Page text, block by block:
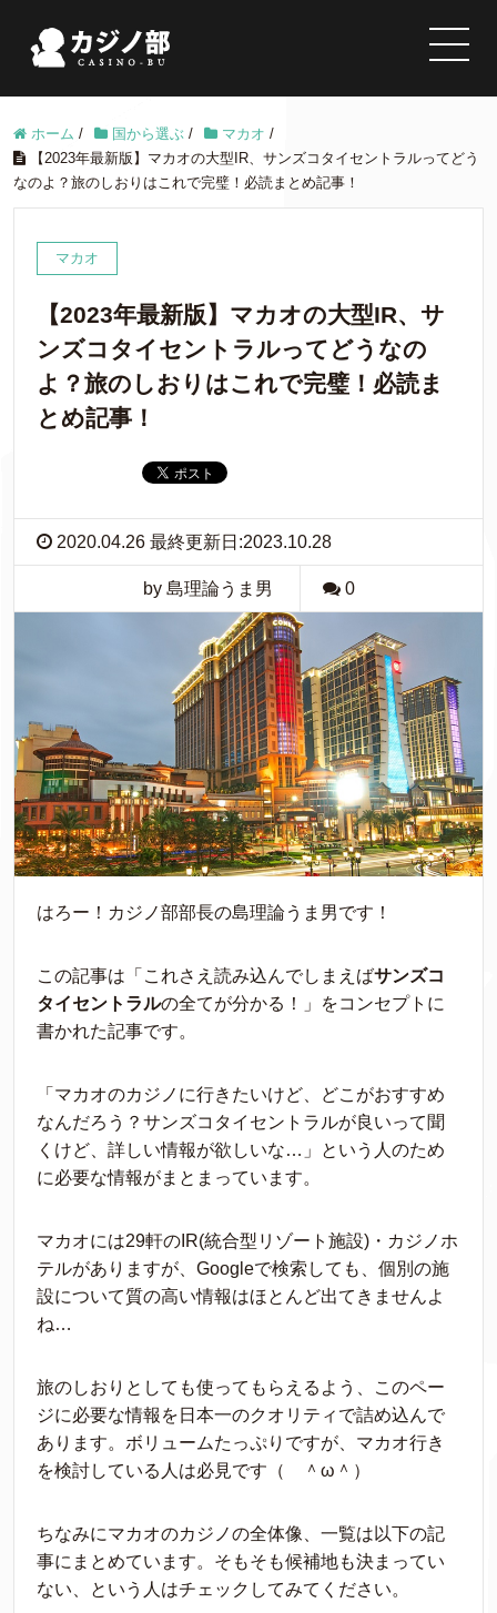
ホーム / 国から選ぶ / マカオ /
【2023年最新版】マカオの大型IR、サンズコタイセントラルってどう
なのよ？旅のしおりはこれで完璧！必読まとめ記事！
マカオ
【2023年最新版】マカオの大型IR、サ
ンズコタイセントラルってどうなの
よ？旅のしおりはこれで完璧！必読ま
とめ記事！
2020.04.26 最終更新日:2023.10.28
by 島理論うま男 0
はろー！カジノ部部長の島理論うま男です！
この記事は「これさえ読み込んでしまえばサンズコ
タイセントラルの全てが分かる！」をコンセプトに
書かれた記事です。
「マカオのカジノに行きたいけど、どこがおすすめ
なんだろう？サンズコタイセントラルが良いって聞
くけど、詳しい情報が欲しいな…」という人のため
に必要な情報がまとまっています。
マカオには29軒のIR(統合型リゾート施設)・カジノホ
テルがありますが、Googleで検索しても、個別の施
設について質の高い情報はほとんど出てきませんよ
ね…
旅のしおりとしても使ってもらえるよう、このペー
ジに必要な情報を日本一のクオリティで詰め込んで
あります。ボリュームたっぷりですが、マカオ行き
を検討している人は必見です（ ＾ω＾）
ちなみにマカオのカジノの全体像、一覧は以下の記
事にまとめています。そもそも候補地も決まってい
ない、という人はチェックしてみてください。